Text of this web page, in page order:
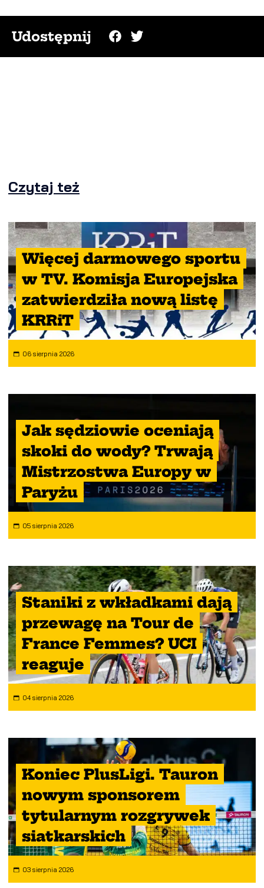
Udostępnij
Czytaj też
Więcej darmowego sportu
w TV. Komisja Europejska
zatwierdziła nową listę
KRRiT
06 sierpnia 2026
Jak sędziowie oceniają
skoki do wody? Trwają
Mistrzostwa Europy w
Paryżu
05 sierpnia 2026
Staniki z wkładkami dają
przewagę na Tour de
France Femmes? UCI
reaguje
04 sierpnia 2026
Koniec PlusLigi. Tauron
nowym sponsorem
tytularnym rozgrywek
siatkarskich
03 sierpnia 2026